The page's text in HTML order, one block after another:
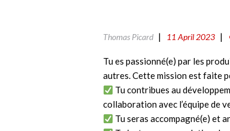
Thomas Picard 11 April 2023
Tu es passionné(e) par les
autres. Cette mission est faite
Tu contribues au
collaboration avec l’équipe de
Tu seras accompagné(e) et